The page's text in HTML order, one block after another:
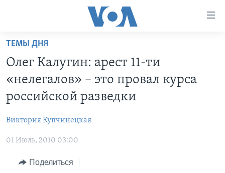
Перейти
основной
контент
основной
навигации
Перейти
поиск
ПРОГРАММЫ
АМЕРИКА
ИТОГИ
ПОЧЕМУ ЭТО ВАЖНО?
ДИСКУССИЯ VOA
ПРОЕКТЫ
НАША АМЕРИКАНСКАЯ ИСТОРИЯ
А КАК В АМЕРИКЕ?
АРТЕФАКТЫ
ИНТЕРВЬЮ
ФАКТЫ ПРОТИВ ФЕЙКОВ
ЗА СВОБОДУ ПРЕССЫ
ТЕМЫ ДНЯ
Олег Калугин: арест 11-ти
«нелегалов» – это провал курса
российской разведки
Виктория Купчинецкая
01 Июль, 2010 03:00
Поделиться